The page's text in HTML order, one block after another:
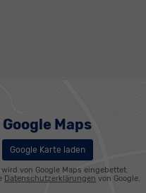
Google Maps
Google Karte laden
wird von Google Maps eingebettet.
Datenschutzerklärungen von Google.